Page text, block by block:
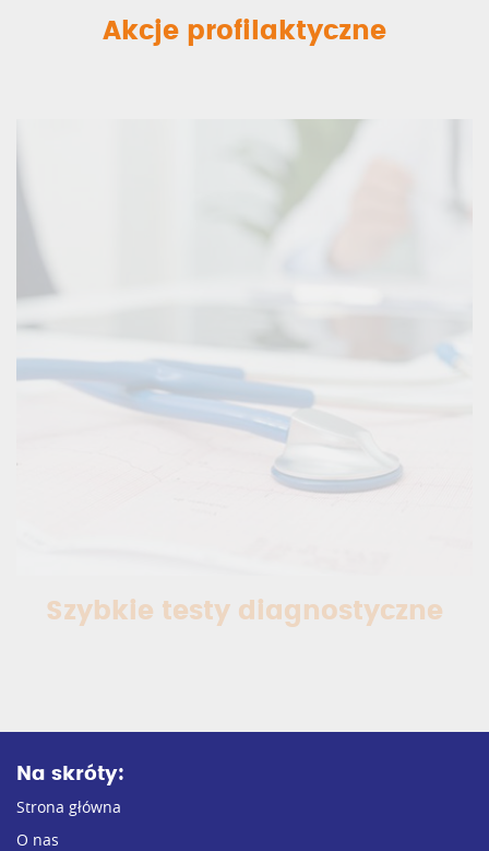
Akcje profilaktyczne
Szybkie testy diagnostyczne
Na skróty:
Strona główna
O nas